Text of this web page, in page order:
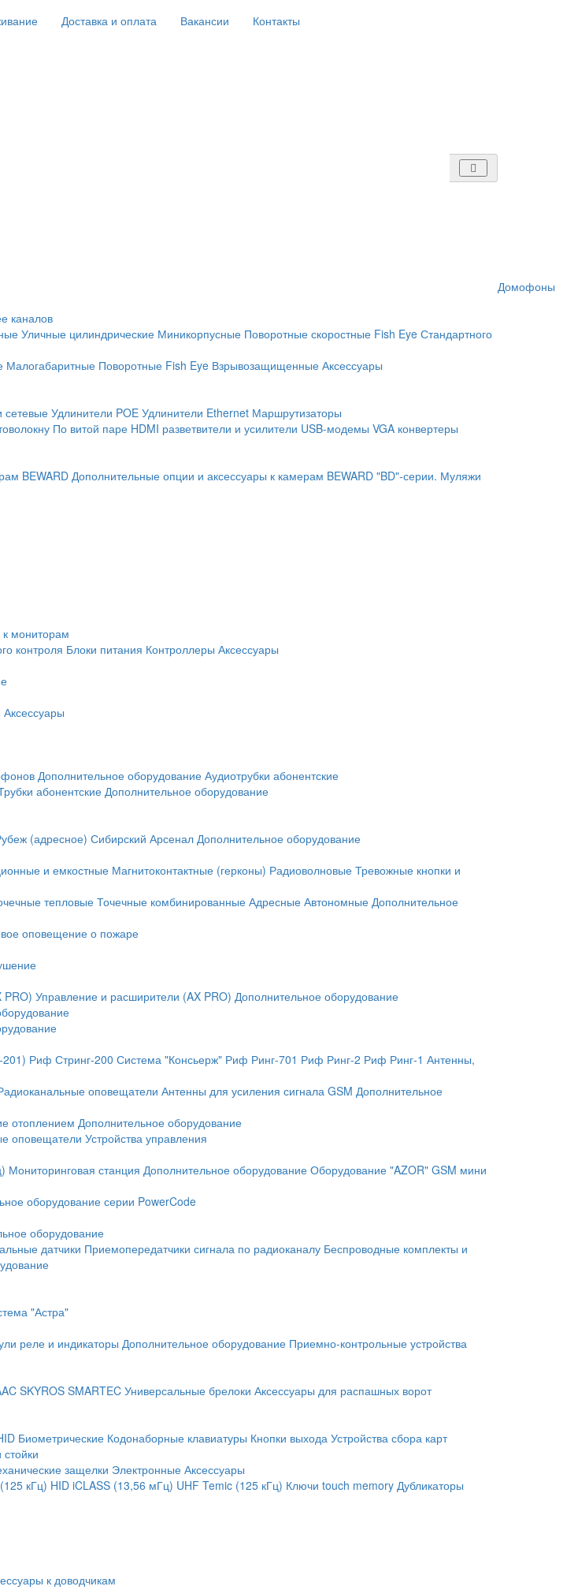
Доставка и оплата Вакансии Контакты
Домофоны
каналов
Уличные цилиндрические Миникорпусные Поворотные скоростные Fish Eye Стандартного
Малогабаритные Поворотные Fish Eye Взрывозащищенные Аксессуары
сетевыеУдлинители POE Удлинители Ethernet Маршрутизаторы
По витой паре HDMI разветвители и усилители USB-модемы VGA конвертеры
BEWARD Дополнительные опции и аксессуары к камерам BEWARD "BD"-серии. Муляжи
мониторам
контроля Блоки питания Контроллеры Аксессуары
Аксессуары
Дополнительное оборудование Аудиотрубки абонентские
абонентскиеДополнительное оборудование
(адресное) Сибирский Арсенал Дополнительное оборудование
и емкостные Магнитоконтактные (герконы) Радиоволновые Тревожные кнопки и
тепловыеТочечные комбинированные Адресные Автономные Дополнительное
оповещение о пожаре
PRO) Управление и расширители (AX PRO) Дополнительное оборудование
201) Риф Стринг-200 Система "Консьерж" Риф Ринг-701 Риф Ринг-2 Риф Ринг-1 Антенны,
оповещатели Антенны для усиления сигнала GSM Дополнительное
отоплением Дополнительное оборудование
оповещатели Устройства управления
Мониторинговая станция Дополнительное оборудование Оборудование "AZOR" GSM мини
оборудование серии PowerCode
оборудование
датчики Приемопередатчики сигнала по радиоканалу Беспроводные комплекты и
"Астра"
реле и индикаторы Дополнительное оборудование Приемно-контрольные устройства
SKYROS SMARTEC Универсальные брелоки Аксессуары для распашных ворот
Биометрические Кодонаборные клавиатуры Кнопки выхода Устройства сбора карт
защелки Электронные Аксессуары
кГц) HID iCLASS (13,56 мГц) UHF Temic (125 кГц) Ключи touch memory Дубликаторы
к доводчикам